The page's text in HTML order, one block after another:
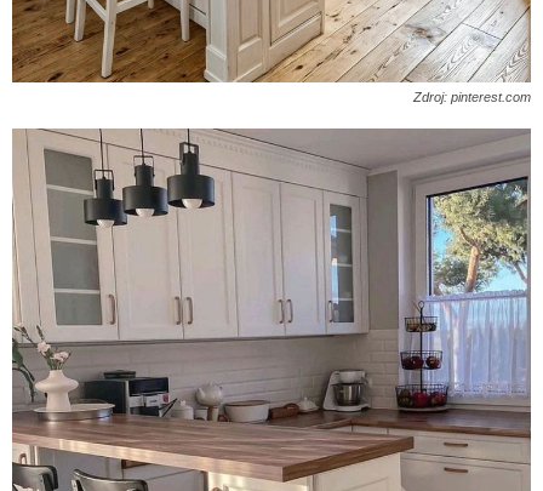
Zdroj: pinterest.com